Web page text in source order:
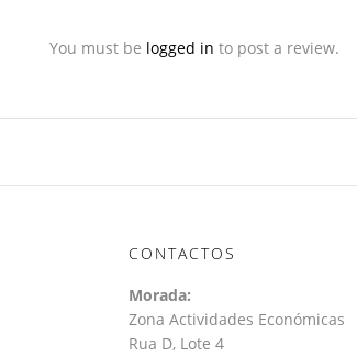
You must be logged in to post a review.
CONTACTOS
Morada:
Zona Actividades Económicas
Rua D, Lote 4